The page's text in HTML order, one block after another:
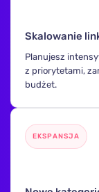
Skalowanie
Planujesz
z priorytetami,
budżet.
EKSPANSJA